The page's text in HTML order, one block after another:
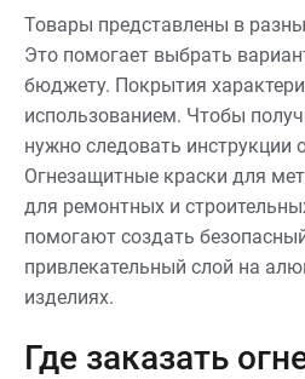
Товары представлены в
Это помогает выбрать
бюджету. Покрытия
использованием. Чтобы
нужно следовать инструкции
Огнезащитные краски для
для ремонтных и
помогают создать
привлекательный слой на
изделиях.
Где заказать